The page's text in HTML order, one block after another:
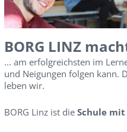
BORG LINZ
... am erfolgreichsten im
und Neigungen folgen kann.
leben wir.
BORG Linz ist die Schule